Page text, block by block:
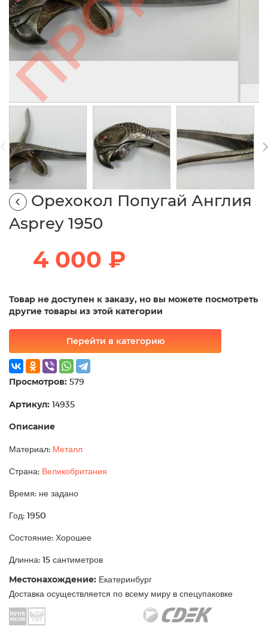
Орехокол Попугай Англия
Asprey 1950
4 000 ₽
Товар не доступен к заказу, но вы можете посмотреть
другие товары из этой категории
Перейти в категорию
Просмотров: 579
Артикул: 14935
Описание
Материал: Металл
Страна: Великобритания
Время: не задано
Год: 1950
Состояние: Хорошее
Длинна: 15 сантиметров
Местонахождение: Екатеринбург
Доставка осуществляется по всему миру в спецупаковке